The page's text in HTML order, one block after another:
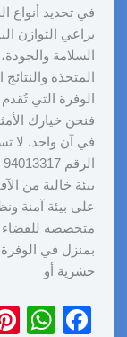
في تحديد أنواع
يراعي التوازن
السلامة
المتخذة
الوفرة التي
فنحن خيارك
في آن واحد. لا
بيئة خالية من
على بيئة آمنة
متخصصة
بمنزل في الوفرة
حشرية أو
F
W